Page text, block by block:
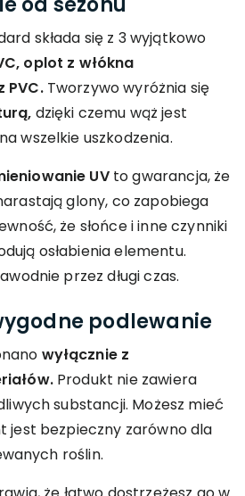
składa się z 3 wyjątkowo
oplot z włókna
PVC.Tworzywo wyróżnia się
dzięki czemu wąż jest
wszelkie uszkodzenia.
UVto gwarancja, że
glony, co zapobiega
że słońce i inne czynniki
osłabienia elementu.
przez długi czas.
podlewanie
wyłącznie z
Produkt nie zawiera
substancji. Możesz mieć
jest bezpieczny zarówno dla
roślin.